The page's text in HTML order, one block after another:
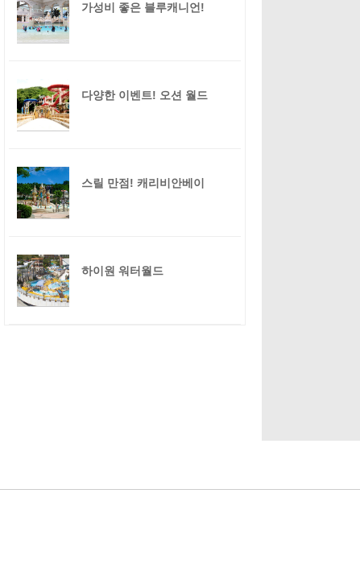
가성비 좋은 블루캐니언!
다양한 이벤트! 오션 월드
스릴 만점! 캐리비안베이
하이원 워터월드